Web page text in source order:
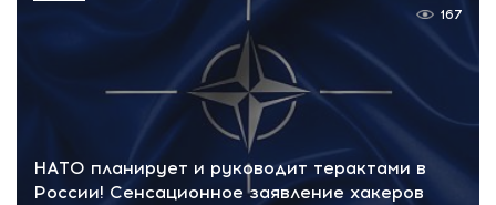
НАТО планирует и руководит терактами в
России! Сенсационное заявление хакеров
167